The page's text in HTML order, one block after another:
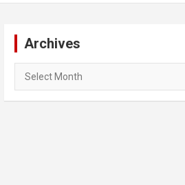
Archives